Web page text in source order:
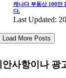
캐나다 부동산 100만
다.
Last Updated:
Load More Posts
안사항이나 광